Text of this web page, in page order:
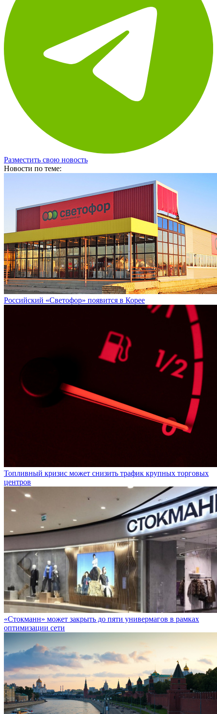
Разместить свою новость
Новости по теме:
Российский «Светофор» появится в Корее
Топливный кризис может снизить трафик крупных торговых
центров
«Стокманн» может закрыть до пяти универмагов в рамках
оптимизации сети